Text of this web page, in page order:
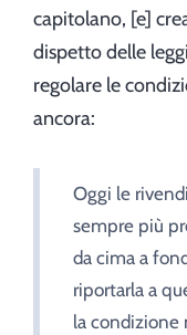
capitolano, [e]
dispetto delle
regolare le
ancora:
Oggi le
sempre più
da cima a
riportarla a
la condizione